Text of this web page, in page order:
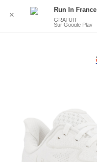
✕
Run In France
GRATUIT
Sur Google Play